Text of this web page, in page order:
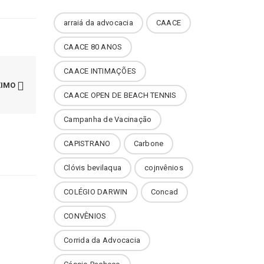
arraiá da advocacia CAACE
CAACE 80 ANOS
CAACE INTIMAÇÕES
CAACE OPEN DE BEACH TENNIS
Campanha de Vacinação
CAPISTRANO Carbone
Clóvis bevilaqua cojnvênios
COLÉGIO DARWIN Concad
CONVÊNIOS
Corrida da Advocacia